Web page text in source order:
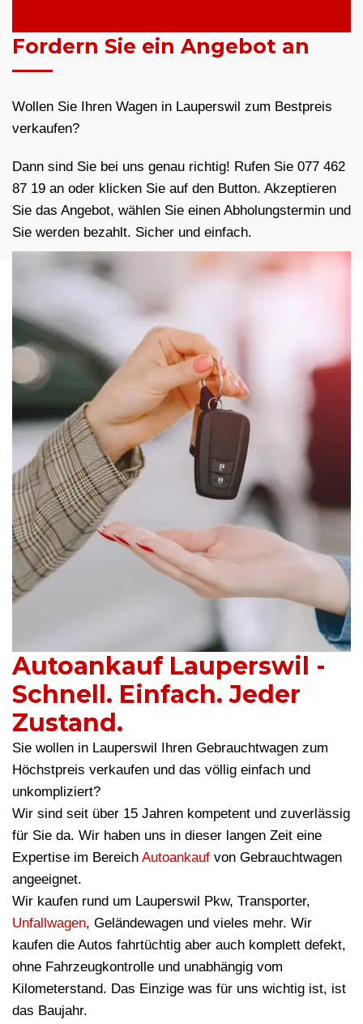
Fordern Sie ein Angebot an
Wollen Sie Ihren Wagen in Lauperswil zum Bestpreis
verkaufen?
Dann sind Sie bei uns genau richtig! Rufen Sie 077 462
87 19 an oder klicken Sie auf den Button. Akzeptieren
Sie das Angebot, wählen Sie einen Abholungstermin und
Sie werden bezahlt. Sicher und einfach.
Autoankauf Lauperswil -
Schnell. Einfach. Jeder
Zustand.
Sie wollen in Lauperswil Ihren Gebrauchtwagen zum
Höchstpreis verkaufen und das völlig einfach und
unkompliziert?
Wir sind seit über 15 Jahren kompetent und zuverlässig
für Sie da. Wir haben uns in dieser langen Zeit eine
Expertise im Bereich Autoankauf von Gebrauchtwagen
angeeignet.
Wir kaufen rund um Lauperswil Pkw, Transporter,
Unfallwagen, Geländewagen und vieles mehr. Wir
kaufen die Autos fahrtüchtig aber auch komplett defekt,
ohne Fahrzeugkontrolle und unabhängig vom
Kilometerstand. Das Einzige was für uns wichtig ist, ist
das Baujahr.